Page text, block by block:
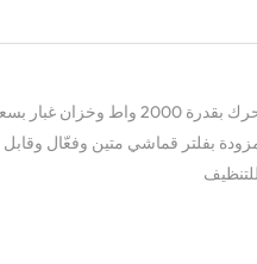
بفلتر قماشي متين وفعّال وقابل